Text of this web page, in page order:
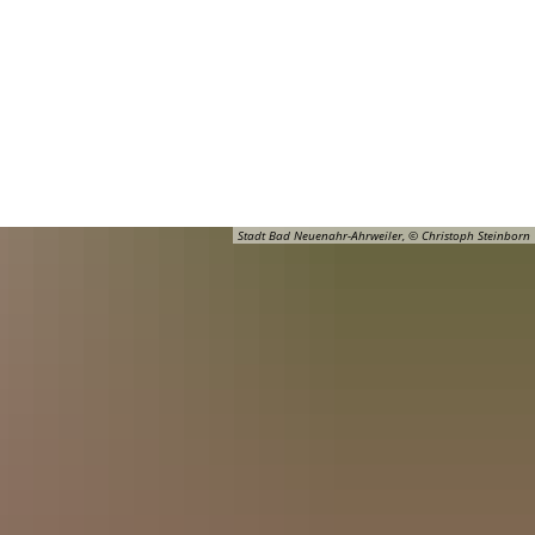
Stadt Bad Neuenahr-Ahrweiler, © Christoph Steinborn